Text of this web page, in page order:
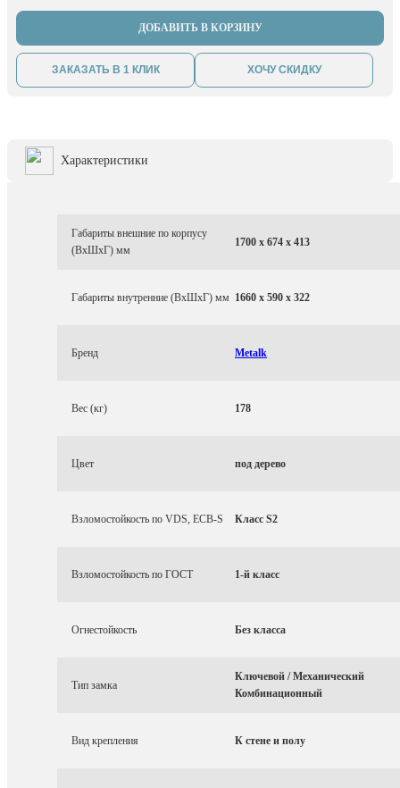
ДОБАВИТЬ В КОРЗИНУ
ЗАКАЗАТЬ В 1 КЛИК ХОЧУ СКИДКУ
Характеристики
Габариты внешние по корпусу
(ВхШхГ) мм
1700 x 674 x 413
Габариты внутренние (ВхШхГ) мм 1660 x 590 x 322
Бренд Metalk
Вес (кг) 178
Цвет под дерево
Взломостойкость по VDS, ECB-S Класс S2
Взломостойкость по ГОСТ 1-й класс
Огнестойкость Без класса
Тип замка
Ключевой / Механический
Комбинационный
Вид крепления К стене и полу